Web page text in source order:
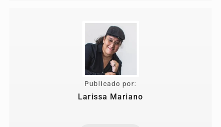
Publicado por:
Larissa Mariano